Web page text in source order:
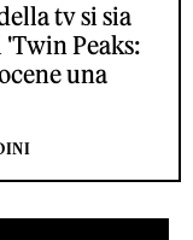
tv si sia
Peaks:
una